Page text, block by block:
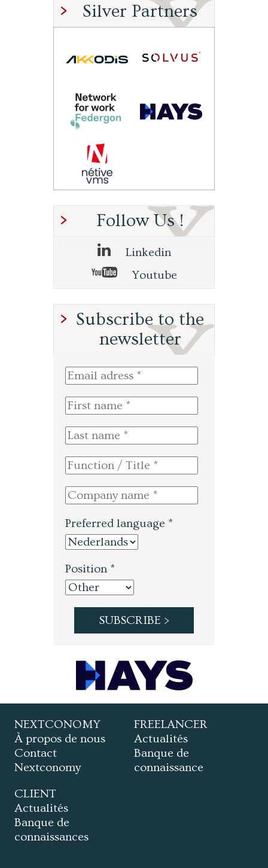
Silver Partners
Follow Us !
Linkedin
Youtube
Subscribe to the
newsletter
Preferred language *
Position *
NEXTCONOMY
À propos de nous
Contact
Nextconomy
FREELANCER
Actualités
Banque de
connaissance
CLIENT
Actualités
Banque de
connaissances